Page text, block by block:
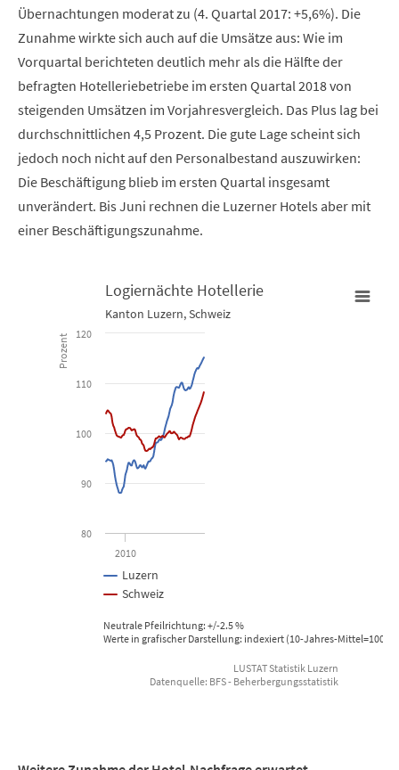
Übernachtungen moderat zu (4. Quartal 2017: +5,6%). Die
Zunahme wirkte sich auch auf die Umsätze aus: Wie im
Vorquartal berichteten deutlich mehr als die Hälfte der
befragten Hotelleriebetriebe im ersten Quartal 2018 von
steigenden Umsätzen im Vorjahresvergleich. Das Plus lag bei
durchschnittlichen 4,5 Prozent. Die gute Lage scheint sich
jedoch noch nicht auf den Personalbestand auszuwirken:
Die Beschäftigung blieb im ersten Quartal insgesamt
unverändert. Bis Juni rechnen die Luzerner Hotels aber mit
einer Beschäftigungszunahme.
Logiernächte Hotellerie
Line chart with 2 lines.
View as data table, Logiernächte Hotellerie
The chart has 1 X axis displaying Time. Data ranges from 2008-
The chart has 1 Y axis displaying Prozent. Data ranges from
Neutrale Pfeilrichtung: +/-2.5 %
Werte in grafischer Darstellung: indexiert (10-Jahres-
Prozent
Logiernächte Hotellerie
Kanton Luzern, Schweiz
Luzern
Schweiz
2010
80
90
100
110
120
LUSTAT Statistik Luzern
Datenquelle: BFS - Beherbergungsstatistik